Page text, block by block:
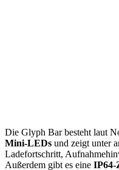
Die Glyph Bar besteht laut
Mini-LEDs und zeigt unter
Ladefortschritt,
Außerdem gibt es eine IP64-